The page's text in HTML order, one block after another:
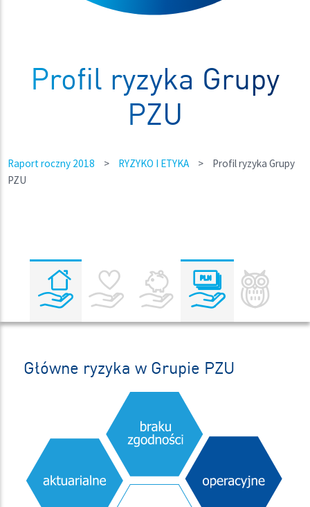
Profil ryzyka Grupy
PZU
Raport roczny 2018 > RYZYKO I ETYKA >
Profil ryzyka Grupy
PZU
Główne ryzyka w Grupie PZU